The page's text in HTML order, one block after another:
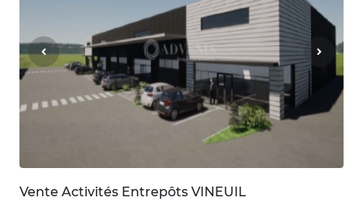
Vente Activités Entrepôts VINEUIL